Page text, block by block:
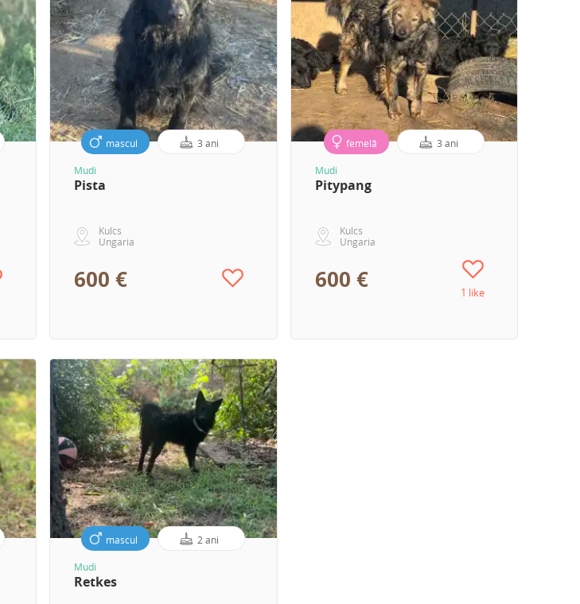
mascul 3 ani
Mudi
Pista
Kulcs
Ungaria
600 €
femelă 3 ani
Mudi
Pitypang
Kulcs
Ungaria
600 € 1 like
mascul 2 ani
Mudi
Retkes